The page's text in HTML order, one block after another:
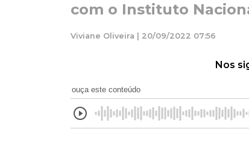
com o Instituto
Viviane Oliveira | 20/09/2022 07:56
Nos
ouça este conteúdo